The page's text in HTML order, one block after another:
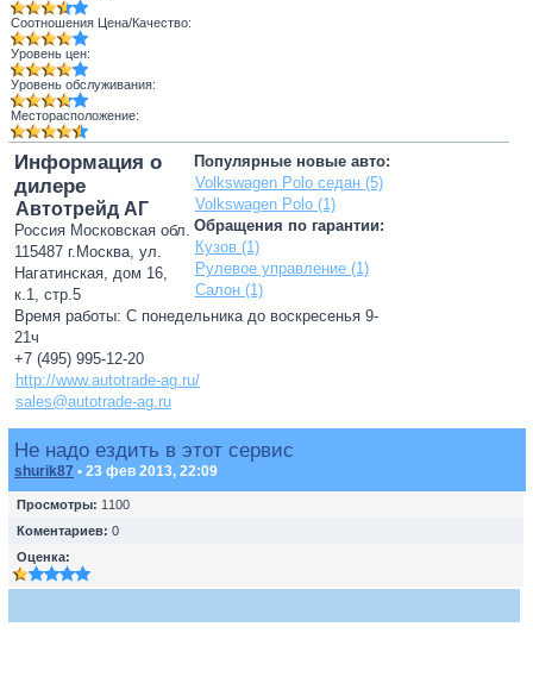
Соотношения Цена/Качество:
Уровень цен:
Уровень обслуживания:
Месторасположение:
Популярные новые авто:
Volkswagen Polo седан (5)
Volkswagen Polo (1)
Обращения по гарантии:
Кузов (1)
Рулевое управление (1)
Салон (1)
Информация о
дилере
Автотрейд АГ
Россия Московская обл.
115487 г.Москва, ул.
Нагатинская, дом 16,
к.1, стр.5
Время работы: С понедельника до воскресенья 9-
21ч
+7 (495) 995-12-20
http://www.autotrade-ag.ru/
sales@autotrade-ag.ru
Не надо ездить в этот сервис
shurik87 • 23 фев 2013, 22:09
Просмотры: 1100
Коментариев: 0
Оценка: